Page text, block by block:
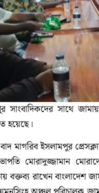
সাংবাদিকদের সাথে
হয়েছে।
মাগরিব ইসলামপুর
মোরাদুজ্জামান
বক্তব্য রাখেন বাংলাদেশ